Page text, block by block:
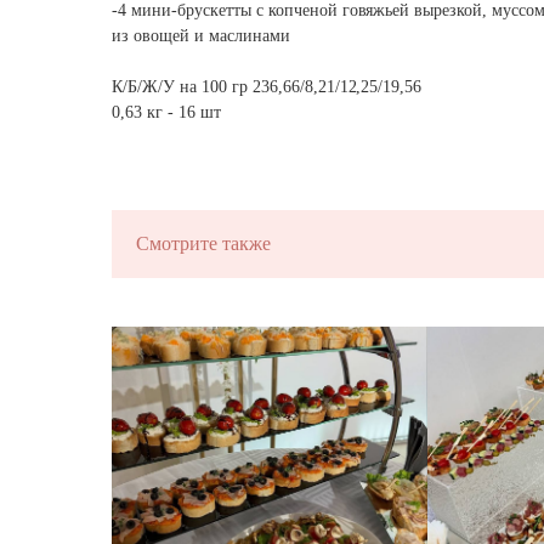
ЗАКУСКИ
С
-4 мини-брускетты с копченой говяжьей вырезкой,
из овощей и маслинами
К/Б/Ж/У на 100 гр 236,66/8,21/12,25/19,56
0,63 кг - 16 шт
Смотрите также